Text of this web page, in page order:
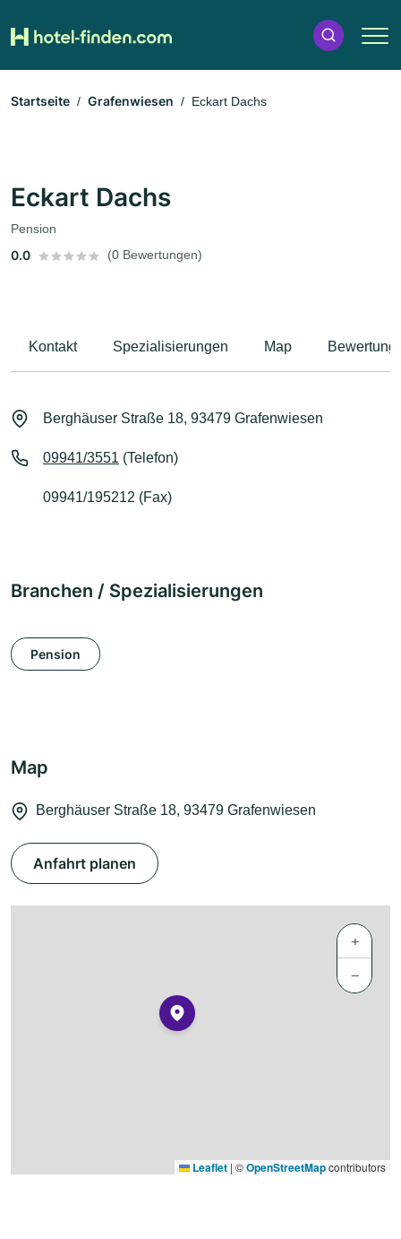
Startseite Grafenwiesen Eckart Dachs
Eckart Dachs
Pension
0.0 (0 Bewertungen)
Kontakt Spezialisierungen Map
Berghäuser Straße 18, 93479 Grafenwiesen
09941/3551 (Telefon)
09941/195212 (Fax)
Branchen / Spezialisierungen
Pension
Map
Berghäuser Straße 18, 93479 Grafenwiesen
Anfahrt planen
+
−
Leaflet | ©OpenStreetMapcontributors